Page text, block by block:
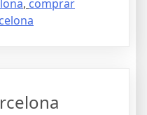
, comprar